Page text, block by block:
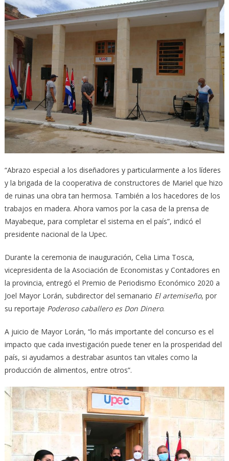
“Abrazo especial a los diseñadores y particularmente a los líderes
y la brigada de la cooperativa de constructores de Mariel que hizo
de ruinas una obra tan hermosa. También a los hacedores de los
trabajos en madera. Ahora vamos por la casa de la prensa de
Mayabeque, para completar el sistema en el país”, indicó el
presidente nacional de la Upec.
Durante la ceremonia de inauguración, Celia Lima Tosca,
vicepresidenta de la Asociación de Economistas y Contadores en
la provincia, entregó el Premio de Periodismo Económico 2020 a
Joel Mayor Lorán, subdirector del semanario El artemiseño, por
su reportaje Poderoso caballero es Don Dinero.
A juicio de Mayor Lorán, “lo más importante del concurso es el
impacto que cada investigación puede tener en la prosperidad del
país, si ayudamos a destrabar asuntos tan vitales como la
producción de alimentos, entre otros”.